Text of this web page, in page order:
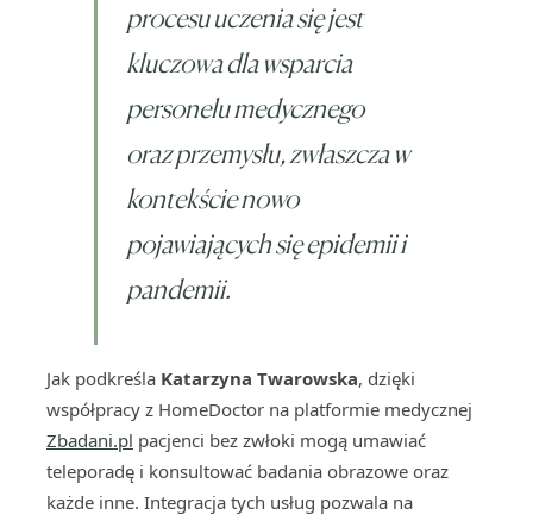
procesu uczenia się jest
kluczowa dla wsparcia
personelu medycznego
oraz przemysłu, zwłaszcza w
kontekście nowo
pojawiających się epidemii i
pandemii.
Jak podkreśla Katarzyna Twarowska, dzięki
współpracy z HomeDoctor na platformie medycznej
Zbadani.pl pacjenci bez zwłoki mogą umawiać
teleporadę i konsultować badania obrazowe oraz
każde inne. Integracja tych usług pozwala na